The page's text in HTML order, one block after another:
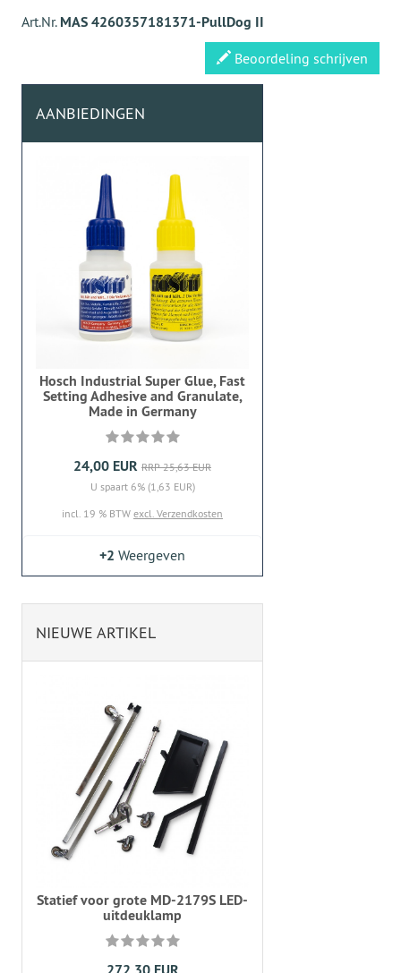
Art.Nr. MAS 4260357181371-PullDog II
Beoordeling schrijven
AANBIEDINGEN
Hosch Industrial Super Glue, Fast
Setting Adhesive and Granulate,
Made in Germany
24,00 EUR RRP 25,63 EUR
U spaart 6% (1,63 EUR)
incl. 19 % BTW excl. Verzendkosten
+2 Weergeven
NIEUWE ARTIKEL
Statief voor grote MD-2179S LED-
uitdeuklamp